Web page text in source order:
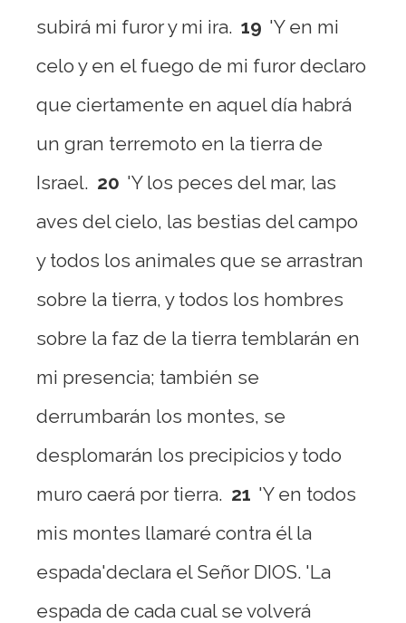
subirá mi furor y mi ira. 19 'Y en mi
celo y en el fuego de mi furor declaro
que ciertamente en aquel día habrá
un gran terremoto en la tierra de
Israel. 20 'Y los peces del mar, las
aves del cielo, las bestias del campo
y todos los animales que se arrastran
sobre la tierra, y todos los hombres
sobre la faz de la tierra temblarán en
mi presencia; también se
derrumbarán los montes, se
desplomarán los precipicios y todo
muro caerá por tierra. 21 'Y en todos
mis montes llamaré contra él la
espada'declara el Señor DIOS. 'La
espada de cada cual se volverá